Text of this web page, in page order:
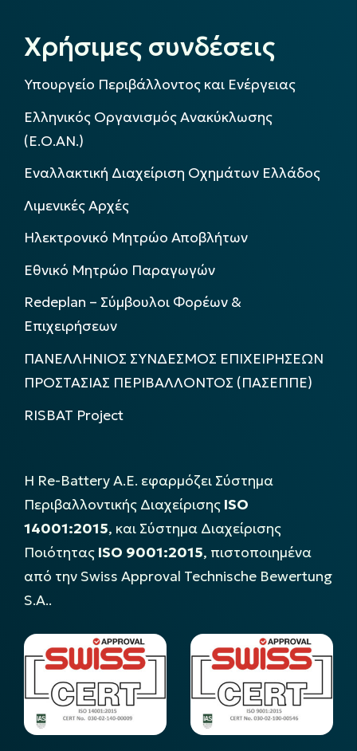
Χρήσιμες συνδέσεις
Υπουργείο Περιβάλλοντος και Ενέργειας
Ελληνικός Οργανισμός Ανακύκλωσης
(Ε.Ο.ΑΝ.)
Εναλλακτική Διαχείριση Οχημάτων Ελλάδος
Λιμενικές Αρχές
Ηλεκτρονικό Μητρώο Αποβλήτων
Εθνικό Μητρώο Παραγωγών
Redeplan – Σύμβουλοι Φορέων &
Επιχειρήσεων
ΠΑΝΕΛΛΗΝΙΟΣ ΣΥΝΔΕΣΜΟΣ ΕΠΙΧΕΙΡΗΣΕΩΝ
ΠΡΟΣΤΑΣΙΑΣ ΠΕΡΙΒΑΛΛΟΝΤΟΣ (ΠΑΣΕΠΠΕ)
RISBAT Project
Η Re-Battery Α.Ε. εφαρμόζει Σύστημα
Περιβαλλοντικής Διαχείρισης ISO
14001:2015, και Σύστημα Διαχείρισης
Ποιότητας ISO 9001:2015, πιστοποιημένα
από την Swiss Approval Technische Bewertung
S.A..